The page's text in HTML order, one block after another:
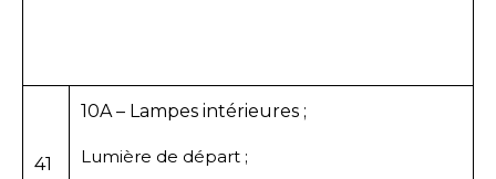
41
10A – Lampes intérieures ;
Lumière de départ ;